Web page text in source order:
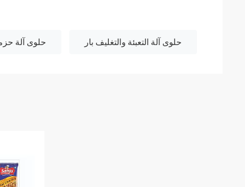
حلوى آلة التعبئة والتغليف بار حلوى آلة